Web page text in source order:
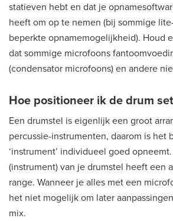
statieven hebt en dat je
heeft om op te nemen (bij sommige
beperkte opnamemogelijkheid). Houd
dat sommige microfoons
(condensator microfoons) en andere
Hoe positioneer ik de drum
Een drumstel is eigenlijk een groot
percussie-instrumenten, daarom is het
‘instrument’ individueel goed
(instrument) van je drumstel heeft een
range. Wanneer je alles met een
het niet mogelijk om later
mix.